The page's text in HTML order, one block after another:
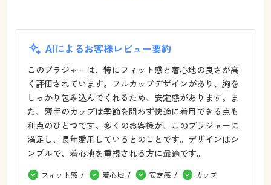
AIによるお客様レビュー要約
このブラジャーは、特にフィット感と着心地の良さが高
く評価されています。フルカップデザインがあり、胸を
しっかり包み込んでくれるため、安定感があります。ま
た、薄手のカップは季節を問わず快適に着用できる点も
利点のひとつです。多くのお客様が、このブラジャーに
満足し、長年愛用しているとのことです。デザインはシ
ンプルで、着心地を重視される方に最適です。
フィット感 着心地 安定感
カップ